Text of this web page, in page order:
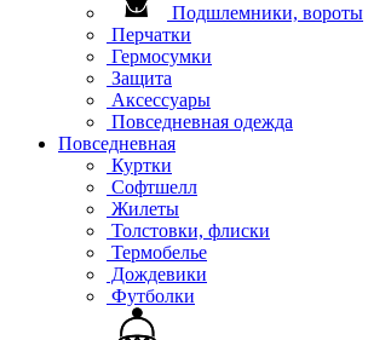
Подшлемники, вороты
Перчатки
Гермосумки
Защита
Аксессуары
Повседневная одежда
Повседневная
Куртки
Софтшелл
Жилеты
Толстовки, флиски
Термобелье
Дождевики
Футболки